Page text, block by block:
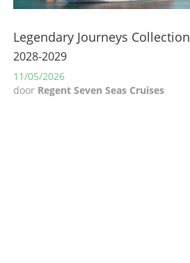
Legendary Journeys Collection
2028-2029
11/05/2026
door Regent Seven Seas Cruises